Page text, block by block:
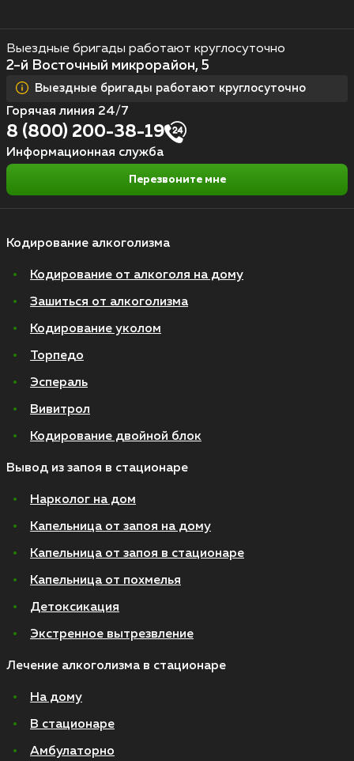
Кодирование алкоголизма
Кодирование от алкоголя на дому
Зашиться от алкоголизма
Кодирование уколом
Торпедо
Эспераль
Вивитрол
Кодирование двойной блок
Вывод из запоя в стационаре
Нарколог на дом
Капельница от запоя на дому
Капельница от запоя в стационаре
Капельница от похмелья
Детоксикация
Экстренное вытрезвление
Лечение алкоголизма в стационаре
На дому
В стационаре
Амбулаторно
Выездные бригады работают круглосуточно
2-й Восточный микрорайон, 5
Выездные бригады работают круглосуточно
Горячая линия 24/7
8 (800) 200-38-19
Информационная служба
Перезвоните мне